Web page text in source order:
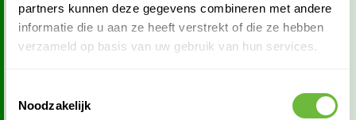
partners kunnen deze gegevens combineren met andere
informatie die u aan ze heeft verstrekt of die ze hebben
verzameld op basis van uw gebruik van hun services.
Noodzakelijk
probleem, je kunt dit gewoon selecteren tijdens het afrekenen. Zo
weet je zeker dat alles snel en soepel verloopt – precies zoals jij het
wilt.
✅ KWALITEIT BOVEN ALLES, OOK BIJ